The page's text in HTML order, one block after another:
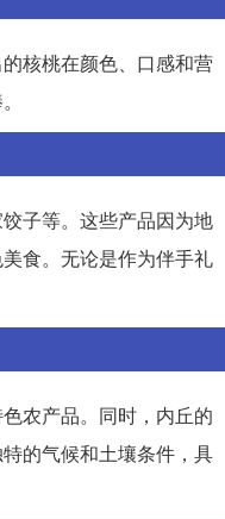
核桃在颜色、口感和营
子等。这些产品因为地
食。无论是作为伴手礼
农产品。同时，内丘的
的气候和土壤条件，具